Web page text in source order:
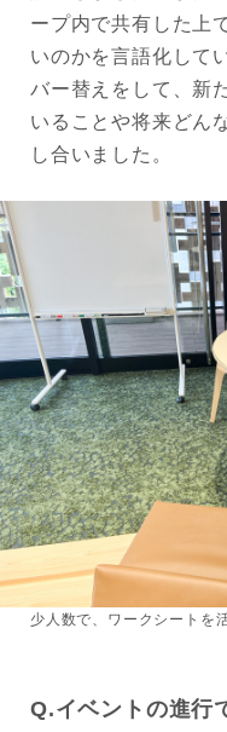
ープ内で共有した上
いのかを言語化して
バー替えをして、新
いることや将来どん
し合いました。
少人数で、ワークシートを
Q.イベントの進行